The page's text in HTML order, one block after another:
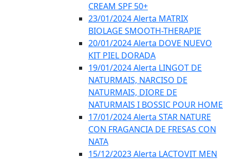
CREAM SPF 50+
23/01/2024 Alerta MATRIX
BIOLAGE SMOOTH-THERAPIE
20/01/2024 Alerta DOVE NUEVO
KIT PIEL DORADA
19/01/2024 Alerta LINGOT DE
NATURMAIS, NARCISO DE
NATURMAIS, DIORE DE
NATURMAIS I BOSSIC POUR HOME
17/01/2024 Alerta STAR NATURE
CON FRAGANCIA DE FRESAS CON
NATA
15/12/2023 Alerta LACTOVIT MEN